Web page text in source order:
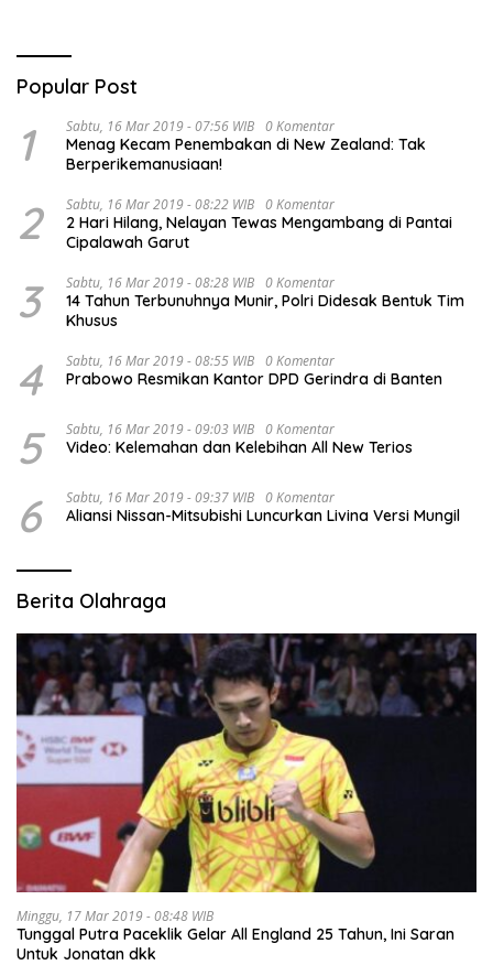
Popular Post
1 Sabtu, 16 Mar 2019 - 07:56 WIB 0 Komentar
Menag Kecam Penembakan di New Zealand: Tak
Berperikemanusiaan!
2 Sabtu, 16 Mar 2019 - 08:22 WIB 0 Komentar
2 Hari Hilang, Nelayan Tewas Mengambang di Pantai
Cipalawah Garut
3 Sabtu, 16 Mar 2019 - 08:28 WIB 0 Komentar
14 Tahun Terbunuhnya Munir, Polri Didesak Bentuk Tim
Khusus
4 Sabtu, 16 Mar 2019 - 08:55 WIB 0 Komentar
Prabowo Resmikan Kantor DPD Gerindra di Banten
5 Sabtu, 16 Mar 2019 - 09:03 WIB 0 Komentar
Video: Kelemahan dan Kelebihan All New Terios
6 Sabtu, 16 Mar 2019 - 09:37 WIB 0 Komentar
Aliansi Nissan-Mitsubishi Luncurkan Livina Versi Mungil
Berita Olahraga
Minggu, 17 Mar 2019 - 08:48 WIB
Tunggal Putra Paceklik Gelar All England 25 Tahun, Ini Saran
Untuk Jonatan dkk